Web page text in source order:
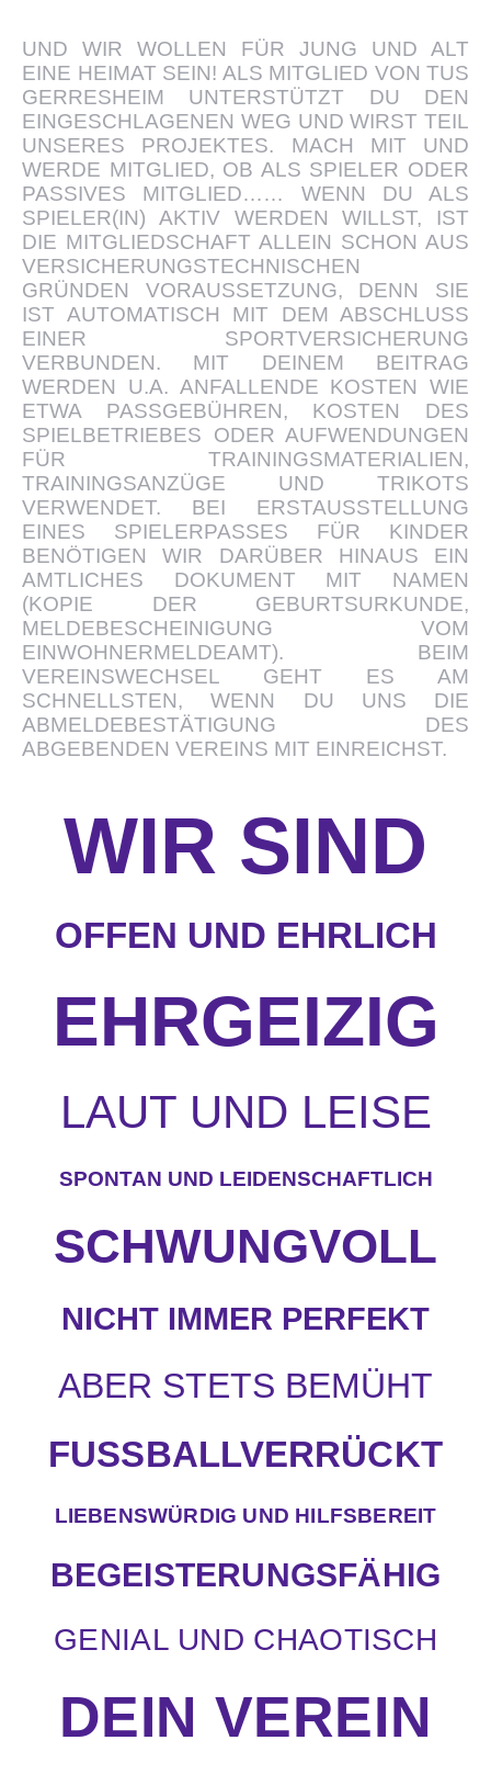
UND WIR WOLLEN FÜR JUNG UND ALT
EINE HEIMAT SEIN! ALS MITGLIED VON TUS
GERRESHEIM UNTERSTÜTZT DU DEN
EINGESCHLAGENEN WEG UND WIRST TEIL
UNSERES PROJEKTES. MACH MIT UND
WERDE MITGLIED, OB ALS SPIELER ODER
PASSIVES MITGLIED…… WENN DU ALS
SPIELER(IN) AKTIV WERDEN WILLST, IST
DIE MITGLIEDSCHAFT ALLEIN SCHON AUS
VERSICHERUNGSTECHNISCHEN
GRÜNDEN VORAUSSETZUNG, DENN SIE
IST AUTOMATISCH MIT DEM ABSCHLUSS
EINER SPORTVERSICHERUNG
VERBUNDEN. MIT DEINEM BEITRAG
WERDEN U.A. ANFALLENDE KOSTEN WIE
ETWA PASSGEBÜHREN, KOSTEN DES
SPIELBETRIEBES ODER AUFWENDUNGEN
FÜR TRAININGSMATERIALIEN,
TRAININGSANZÜGE UND TRIKOTS
VERWENDET. BEI ERSTAUSSTELLUNG
EINES SPIELERPASSES FÜR KINDER
BENÖTIGEN WIR DARÜBER HINAUS EIN
AMTLICHES DOKUMENT MIT NAMEN
(KOPIE DER GEBURTSURKUNDE,
MELDEBESCHEINIGUNG VOM
EINWOHNERMELDEAMT). BEIM
VEREINSWECHSEL GEHT ES AM
SCHNELLSTEN, WENN DU UNS DIE
ABMELDEBESTÄTIGUNG DES
ABGEBENDEN VEREINS MIT EINREICHST.
WIR SIND
OFFEN UND EHRLICH
EHRGEIZIG
LAUT UND LEISE
SPONTAN UND LEIDENSCHAFTLICH
SCHWUNGVOLL
NICHT IMMER PERFEKT
ABER STETS BEMÜHT
FUSSBALLVERRÜCKT
LIEBENSWÜRDIG UND HILFSBEREIT
BEGEISTERUNGSFÄHIG
GENIAL UND CHAOTISCH
DEIN VEREIN